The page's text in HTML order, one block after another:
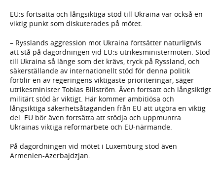
EU:s fortsatta och långsiktiga stöd till Ukraina var också en
viktig punkt som diskuterades på mötet.
– Rysslands aggression mot Ukraina fortsätter naturligtvis
att stå på dagordningen vid EU:s utrikesministermöten. Stöd
till Ukraina så länge som det krävs, tryck på Ryssland, och
säkerställande av internationellt stöd för denna politik
förblir en av regeringens viktigaste prioriteringar, säger
utrikesminister Tobias Billström. Även fortsatt och långsiktigt
militärt stöd är viktigt. Här kommer ambitiösa och
långsiktiga säkerhetsåtaganden från EU att utgöra en viktig
del. EU bör även fortsätta att stödja och uppmuntra
Ukrainas viktiga reformarbete och EU-närmande.
På dagordningen vid mötet i Luxemburg stod även
Armenien-Azerbajdzjan.